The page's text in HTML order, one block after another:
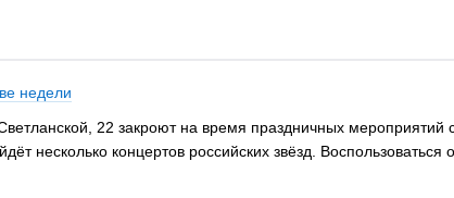
недели
22 закроют на время праздничных
несколько концертов российских звёзд.